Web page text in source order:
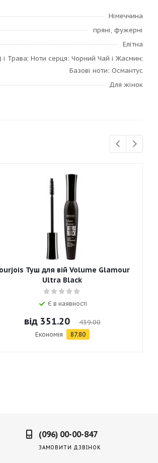
Німеччина
пряні, фужерні
Елітна
Трава; Ноти серця: Чорний Чай і Жасмин;
Базові ноти: Османтус
Для жінок
Туш для вій Volume Glamour
Ultra Black
Є в наявності
від 351.20 439.00
Економія 87.80
(096) 00-00-847
ЗАМОВИТИ ДЗВІНОК